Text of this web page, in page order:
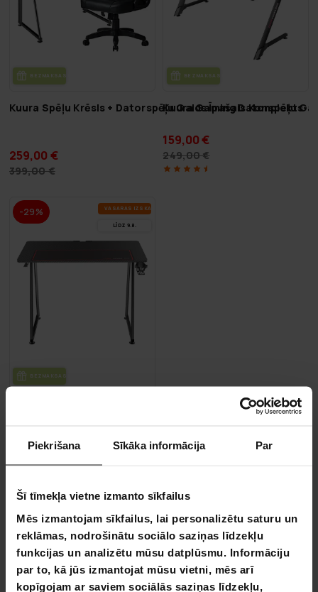
Piekrišana Sīkāka informācija Par
Šī tīmekļa vietne izmanto sīkfailus
Mēs izmantojam sīkfailus, lai personalizētu saturu un
reklāmas, nodrošinātu sociālo saziņas līdzekļu
funkcijas un analizētu mūsu datplūsmu. Informāciju
par to, kā jūs izmantojat mūsu vietni, mēs arī
kopīgojam ar saviem sociālās saziņas līdzekļu,
BEZ­MAK­SAS PIE­GĀ­DE
Kuura Spēļu Krēsls + Datorspēļu Galds Īpašais Komplekts
259,00 €
399,00 €
BEZ­MAK­SAS PIE­GĀ­DE
Kuura Gaming Datorspēļu
159,00 €
249,00 €
-29% VA­SA­RAS IZ­SKA­ŅA
LĪDZ 9.8.
BEZ­MAK­SAS PIE­GĀ­DE
119,00 €
Lapa 1 no 1
Spēļu galdi